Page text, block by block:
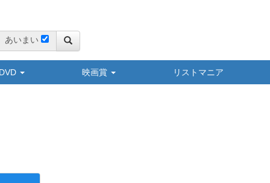
あいまい
映画賞 リストマニア